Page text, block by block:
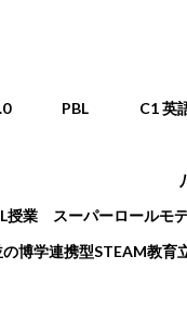
PBL C1 英
授業 スーパーロールモ
博学連携型STEAM教育